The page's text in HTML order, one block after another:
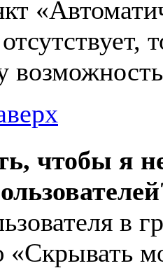
чтобы я
в